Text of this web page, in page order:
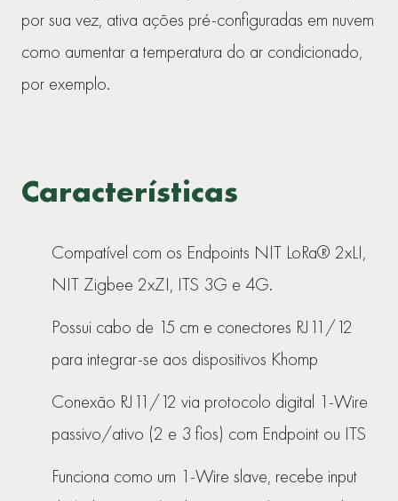
por sua vez, ativa ações pré-configuradas em nuvem
como aumentar a temperatura do ar condicionado,
por exemplo.
Características
Compatível com os Endpoints NIT LoRa® 2xLI,
NIT Zigbee 2xZI, ITS 3G e 4G.
Possui cabo de 15 cm e conectores RJ11/12
para integrar-se aos dispositivos Khomp
Conexão RJ11/12 via protocolo digital 1-Wire
passivo/ativo (2 e 3 fios) com Endpoint ou ITS
Funciona como um 1-Wire slave, recebe input